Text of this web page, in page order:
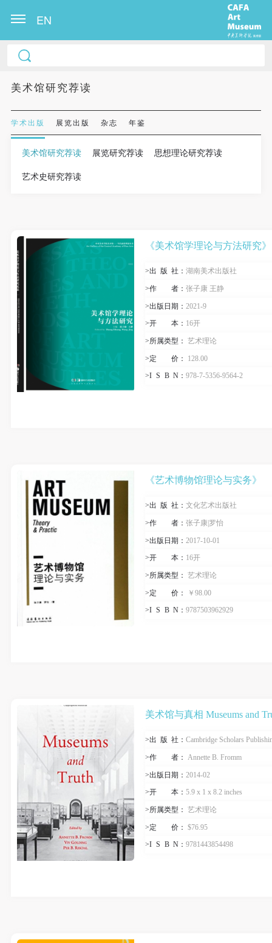
EN
美术馆研究荐读
学术出版 展览出版 杂志 年鉴
美术馆研究荐读 展览研究荐读
思想理论研究荐读
艺术史研究荐读
《美术馆学理论与方法研究》
>出 版 社：湖南美术出版社
>作 者 ：张子康 王静
>出版日期： 2021-9
>开 本 ： 16开
>所属类型： 艺术理论
>定 价 ： 128.00
>I S B N ：978-7-5356-9564-2
《艺术博物馆理论与实务》
>出 版 社：文化艺术出版社
>作 者 ：张子康|罗怡
>出版日期： 2017-10-01
>开 本 ： 16开
>所属类型： 艺术理论
>定 价 ： ￥98.00
>I S B N ：9787503962929
美术馆与真相 Museums and
>出 版 社：Cambridge Scholars
>作 者 ： Annette B. Fromm
>出版日期： 2014-02
>开 本 ：5.9 x 1 x 8.2 inches
>所属类型： 艺术理论
>定 价 ： $76.95
>I S B N ：9781443854498